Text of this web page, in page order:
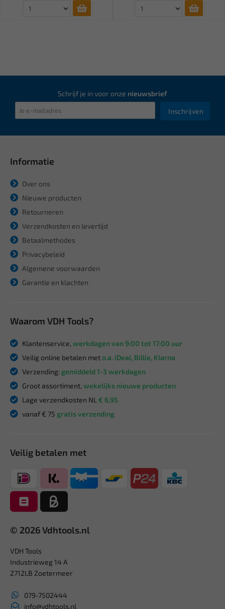
Schrijf je in voor onze nieuwsbrief
Inschrijven
Informatie
Over ons
Nieuwe producten
Retourneren
Verzendkosten en levertijd
Betaalmethodes
Privacybeleid
Algemene voorwaarden
Garantie en klachten
Waarom VDH Tools?
Klantenservice, werkdagen van 9:00 tot 17:00 uur
Veilig online betalen meto.a. iDeal, Billie, Klarna
Verzending: gemiddeld 1-3 werkdagen
Groot assortiment, wekelijks nieuwe producten
Lage verzendkosten NL € 6,95
vanaf € 75 gratis verzending
Veilig betalen met
© 2026 Vdhtools.nl
VDH Tools
Industrieweg 14 A
2712LB Zoetermeer
079-7502444
info@vdhtools.nl